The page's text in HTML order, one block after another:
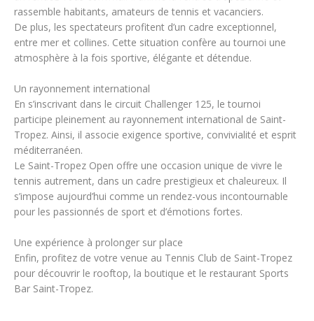
rassemble habitants, amateurs de tennis et vacanciers.
De plus, les spectateurs profitent d’un cadre exceptionnel,
entre mer et collines. Cette situation confère au tournoi une
atmosphère à la fois sportive, élégante et détendue.
Un rayonnement international
En s’inscrivant dans le circuit Challenger 125, le tournoi
participe pleinement au rayonnement international de Saint-
Tropez. Ainsi, il associe exigence sportive, convivialité et esprit
méditerranéen.
Le Saint-Tropez Open offre une occasion unique de vivre le
tennis autrement, dans un cadre prestigieux et chaleureux. Il
s’impose aujourd’hui comme un rendez-vous incontournable
pour les passionnés de sport et d’émotions fortes.
Une expérience à prolonger sur place
Enfin, profitez de votre venue au Tennis Club de Saint-Tropez
pour découvrir le rooftop, la boutique et le restaurant Sports
Bar Saint-Tropez.